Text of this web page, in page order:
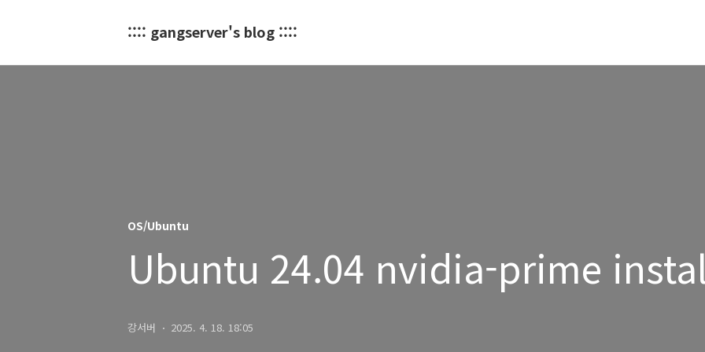
:::: gangserver's blog ::::
OS/Ubuntu
Ubuntu 24.04 nvidia-prime
강서버 2025. 4. 18. 18:05